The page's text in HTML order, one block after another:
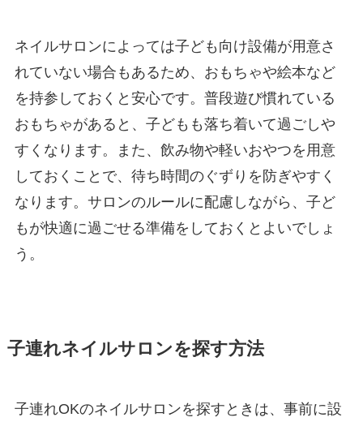
ネイルサロンによっては子ども向け設備が用意さ
れていない場合もあるため、おもちゃや絵本など
を持参しておくと安心です。普段遊び慣れている
おもちゃがあると、子どもも落ち着いて過ごしや
すくなります。また、飲み物や軽いおやつを用意
しておくことで、待ち時間のぐずりを防ぎやすく
なります。サロンのルールに配慮しながら、子ど
もが快適に過ごせる準備をしておくとよいでしょ
う。
子連れネイルサロンを探す方法
子連れOKのネイルサロンを探すときは、事前に設